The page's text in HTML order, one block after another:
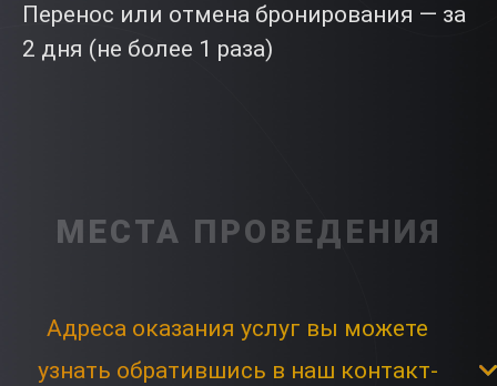
Перенос или отмена бронирования — за
2 дня (не более 1 раза)
МЕСТА ПРОВЕДЕНИЯ
Адреса оказания услуг вы можете
узнать обратившись в наш контакт-